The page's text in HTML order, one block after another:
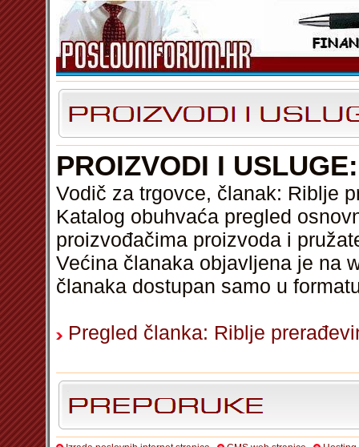
PROIZVODI I
Vodič za trgovce, članak: Riblje
Katalog obuhvaća pregled
proizvođačima proizvoda i
Većina članaka objavljena je na
članaka dostupan samo u
Pregled članka: Riblje